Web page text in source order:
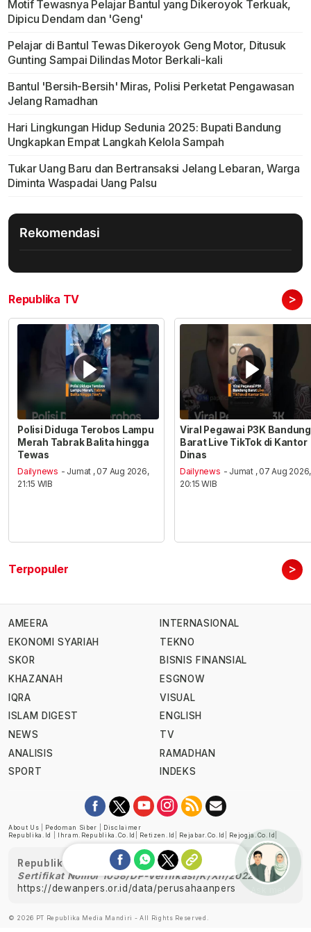
Motif Tewasnya Pelajar Bantul yang Dikeroyok Terkuak,
Dipicu Dendam dan 'Geng'
Pelajar di Bantul Tewas Dikeroyok Geng Motor, Ditusuk
Gunting Sampai Dilindas Motor Berkali-kali
Bantul 'Bersih-Bersih' Miras, Polisi Perketat Pengawasan
Jelang Ramadhan
Hari Lingkungan Hidup Sedunia 2025: Bupati Bandung
Ungkapkan Empat Langkah Kelola Sampah
Tukar Uang Baru dan Bertransaksi Jelang Lebaran, Warga
Diminta Waspadai Uang Palsu
Rekomendasi
Republika TV >
Polisi Diduga Terobos Lampu
Merah Tabrak Balita hingga
Tewas
Dailynews - Jumat , 07 Aug 2026,
21:15 WIB
Viral Pegawai P3K Bandung
Barat Live TikTok di Kantor
Dinas
Dailynews - Jumat , 07 Aug 2026,
20:15 WIB
Terpopuler >
AMEERA
EKONOMI SYARIAH
SKOR
KHAZANAH
IQRA
ISLAM DIGEST
NEWS
ANALISIS
SPORT
INTERNASIONAL
TEKNO
BISNIS FINANSIAL
ESGNOW
VISUAL
ENGLISH
TV
RAMADHAN
INDEKS
About Us Pedoman Siber
Disclaimer
Republika.id
Ihram.republika.co.id Retizen.id Rejabar.co.id Rejogja.co.id
Republika telah diverifikasi oleh Dewan Pers
Sertifikat Nomor 1058/DP-Verifikasi/K/XII/2022
https://dewanpers.or.id/data/perusahaanpers
© 2026 PT Republika Media Mandiri - All Rights Reserved.
Ask me!